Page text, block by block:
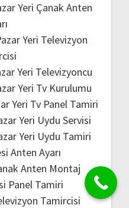
Yeri Çanak Anten
Yeri Televizyon
Yeri Televizyoncu
Yeri Tv Kurulumu
Yeri Tv Panel Tamiri
Yeri Uydu Servisi
Yeri Uydu Tamiri
Anten Ayarı
Anten Montaj
Panel Tamiri
Tamircisi